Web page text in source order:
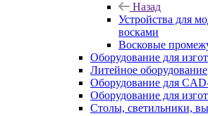
Назад
Устройства для
восками
Восковые
Оборудование для
Литейное оборудование
Оборудование для
Оборудование для
Cтолы, светильники,